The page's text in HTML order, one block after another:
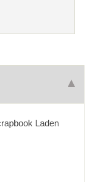
Laden